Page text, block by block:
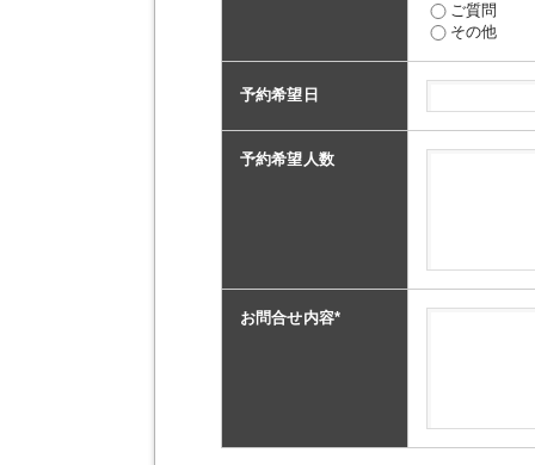
ご質問
その他
予約希望日
予約希望人数
お問合せ内容*